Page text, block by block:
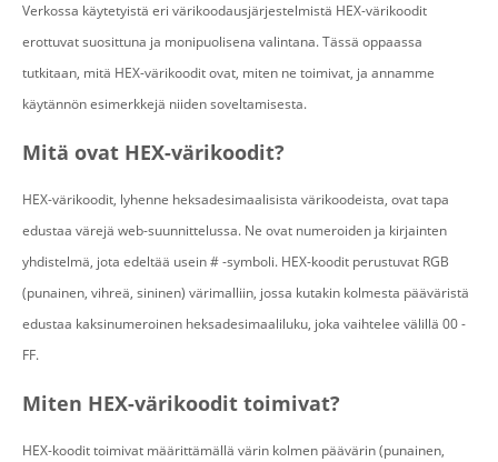
Verkossa käytetyistä eri värikoodausjärjestelmistä HEX-värikoodit
erottuvat suosittuna ja monipuolisena valintana. Tässä oppaassa
tutkitaan, mitä HEX-värikoodit ovat, miten ne toimivat, ja annamme
käytännön esimerkkejä niiden soveltamisesta.
Mitä ovat HEX-värikoodit?
HEX-värikoodit, lyhenne heksadesimaalisista värikoodeista, ovat tapa
edustaa värejä web-suunnittelussa. Ne ovat numeroiden ja kirjainten
yhdistelmä, jota edeltää usein # -symboli. HEX-koodit perustuvat RGB
(punainen, vihreä, sininen) värimalliin, jossa kutakin kolmesta pääväristä
edustaa kaksinumeroinen heksadesimaaliluku, joka vaihtelee välillä 00 -
FF.
Miten HEX-värikoodit toimivat?
HEX-koodit toimivat määrittämällä värin kolmen päävärin (punainen,